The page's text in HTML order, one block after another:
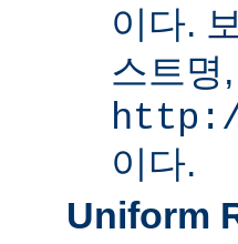
이다.
스트명
이다.
Uniform